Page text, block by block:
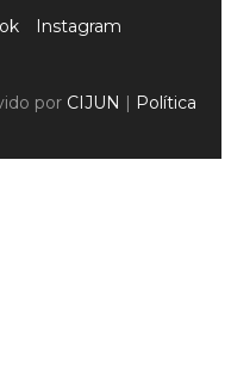
Instagram
por CIJUN | Política